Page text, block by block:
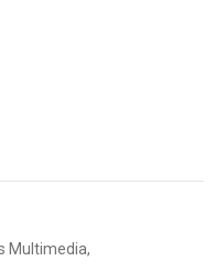
Multimedia,